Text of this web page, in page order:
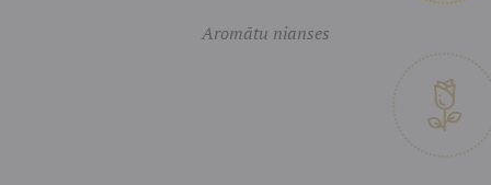
Aromātu nianses